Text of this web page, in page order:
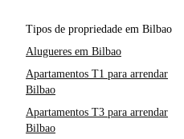
Tipos de propriedade em Bilbao
Alugueres em Bilbao
Apartamentos T1 para arrendar
Bilbao
Apartamentos T3 para arrendar
Bilbao